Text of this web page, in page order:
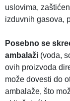
uslovima,
izduvnih gasova,
Posebno se
ambalaži (voda,
ovih proizvoda
može dovesti do
ambalaže, što